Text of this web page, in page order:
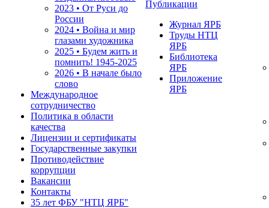
2023 • От Руси до
России
2024 • Война и мир
глазами художника
2025 • Будем жить и
помнить! 1945-2025
2026 • В начале было
слово
Международное
сотрудничество
Политика в области
качества
Лицензии и сертификаты
Государственные закупки
Противодействие
коррупции
Вакансии
Контакты
35 лет ФБУ "НТЦ ЯРБ"
Публикации
Журнал ЯРБ
Труды НТЦ
ЯРБ
Библиотека
ЯРБ
Приложение
ЯРБ